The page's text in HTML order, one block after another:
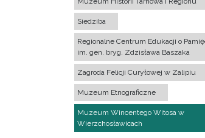
Siedziba
Regionalne Centrum Edukacji o
im. gen. bryg. Zdzisława Baszaka
Zagroda Felicji Curyłowej w Zalipiu
Muzeum Etnograficzne
Muzeum Wincentego Witosa w
Wierzchosławicach